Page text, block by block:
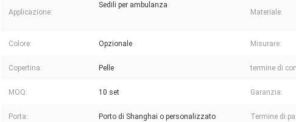
Applicazione:
Sedili per ambulanza
Materiale:
Colore: Opzionale Misurare:
Copertina: Pelle termine di
MOQ: 10 set Garanzia:
Porta: Porto di Shanghai o personalizzato Termine di